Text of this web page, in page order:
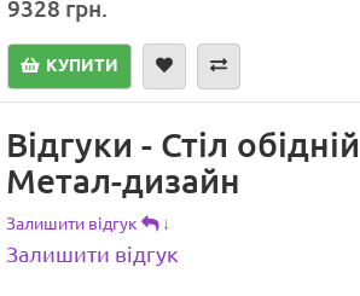
9328 грн.
КУПИТИ
Відгуки - Стіл
Метал-дизайн
Залишити відгук ↓
Залишити відгук